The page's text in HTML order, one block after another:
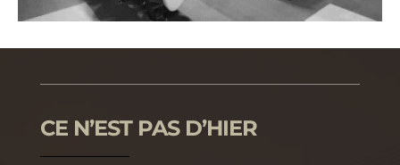
CE N’EST PAS D’HIER